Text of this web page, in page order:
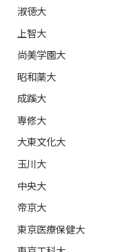
淑徳大
上智大
尚美学園大
昭和薬大
成蹊大
専修大
大東文化大
玉川大
中央大
帝京大
東京医療保健大